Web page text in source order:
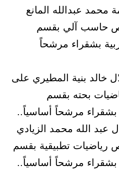
محمد عبدالله المانع
حاسب آلي بقسم
بشقراء مرشحاً
خالد بنية المطيري على
بحته بقسم
بشقراء مرشحاً أساسياً..
عبد الله محمد الزيادي
تطبيقية بقسم
بشقراء مرشحاً أساسياً..